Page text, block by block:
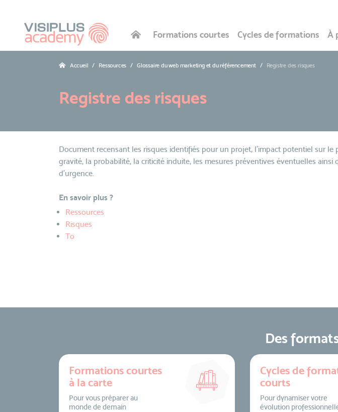
Formations courtes Cycles de formations À
Accueil Ressources Glossaire du web marketing et du référencement Registre des risques
Registre des risques
Document recensant les risques identifiés pour un projet, l'impact potentiel sur le
gravité, la probabilité, la criticité induite, les mesures préventives éventuelles ainsi
d'urgence.
En savoir plus ?
Ressources
Risques
To
Des
Formations courtes
à la carte
Pour vous préparer au
monde de demain
Cycles de
courts
Pour dynamiser votre
évolution